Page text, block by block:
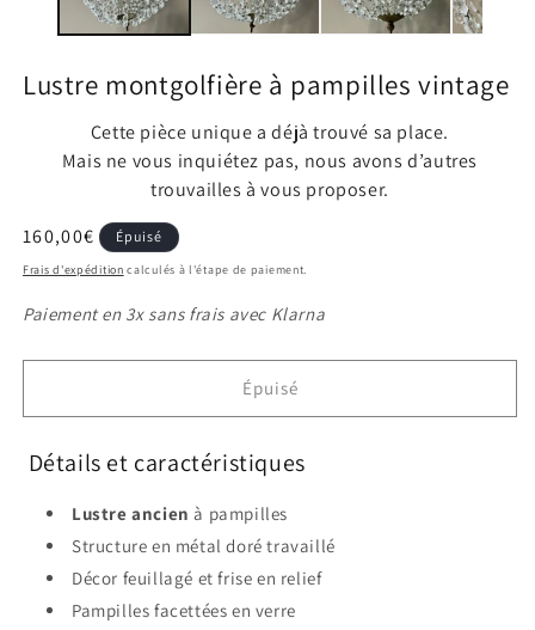
Lustre montgolfière à pampilles vintage
Cette pièce unique a déjà trouvé sa place.
Mais ne vous inquiétez pas, nous avons d’autres
trouvailles à vous proposer.
Prix
habituel
160,00€ Épuisé
Frais d'expédition calculés à l'étape de paiement.
Paiement en 3x sans frais avec Klarna
Épuisé
Détails et caractéristiques
Lustre ancien à pampilles
Structure en métal doré travaillé
Décor feuillagé et frise en relief
Pampilles facettées en verre